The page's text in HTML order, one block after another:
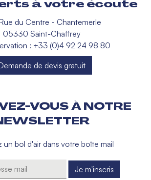
à votre écoute
du Centre - Chantemerle
05330 Saint-Chaffrey
: +33 (0)4 92 24 98 80
de devis gratuit
VOUS À NOTRE
un bol d'air dans votre boîte mail